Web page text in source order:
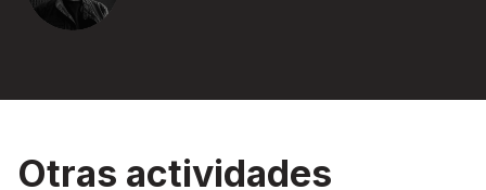
Otras actividades